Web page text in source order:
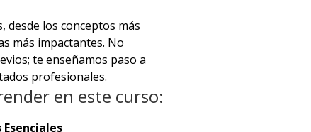
desde los conceptos más
más impactantes. No
te enseñamos paso a
profesionales.
en este curso:
Esenciales